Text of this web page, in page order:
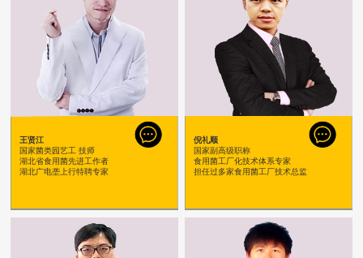
王贤江
国家菌类园艺工 技师
湖北省食用菌先进工作者
湖北广电垄上行特聘专家
倪礼顺
国家副高级职称
食用菌工厂化技术体系专家
担任过多家食用菌工厂技术总监